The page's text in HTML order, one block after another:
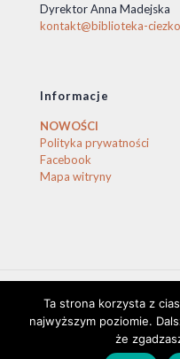
Dyrektor Anna Madejska
kontakt@biblioteka-
Informacje
NOWOŚCI
Polityka prywatności
Facebook
Mapa witryny
© 2020
Ta strona korzysta z
najwyższym poziomie.
że